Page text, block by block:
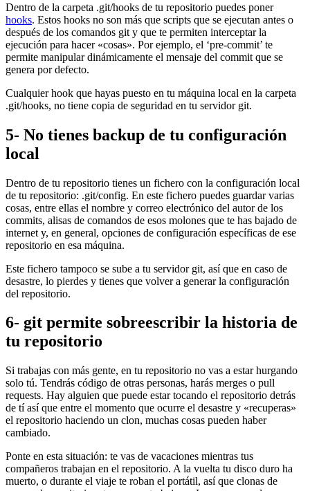
Dentro de la carpeta .git/hooks de tu repositorio puedes poner
hooks. Estos hooks no son más que scripts que se ejecutan antes o
después de los comandos git y que te permiten interceptar la
ejecución para hacer «cosas». Por ejemplo, el ‘pre-commit’ te
permite manipular dinámicamente el mensaje del commit que se
genera por defecto.
Cualquier hook que hayas puesto en tu máquina local en la carpeta
.git/hooks, no tiene copia de seguridad en tu servidor git.
5- No tienes backup de tu configuración
local
Dentro de tu repositorio tienes un fichero con la configuración local
de tu repositorio: .git/config. En este fichero puedes guardar varias
cosas, entre ellas el nombre y correo electrónico del autor de los
commits, alisas de comandos de esos molones que te has bajado de
internet y, en general, opciones de configuración específicas de ese
repositorio en esa máquina.
Este fichero tampoco se sube a tu servidor git, así que en caso de
desastre, lo pierdes y tienes que volver a generar la configuración
del repositorio.
6- git permite sobreescribir la historia de
tu repositorio
Si trabajas con más gente, en tu repositorio no vas a estar hurgando
solo tú. Tendrás código de otras personas, harás merges o pull
requests. Hay alguien que puede estar tocando el repositorio detrás
de tí así que entre el momento que ocurre el desastre y «recuperas»
el repositorio haciendo un clon, muchas cosas pueden haber
cambiado.
Ponte en esta situación: te vas de vacaciones mientras tus
compañeros trabajan en el repositorio. A la vuelta tu disco duro ha
muerto, o durante el viaje te roban el portátil, así que clonas de